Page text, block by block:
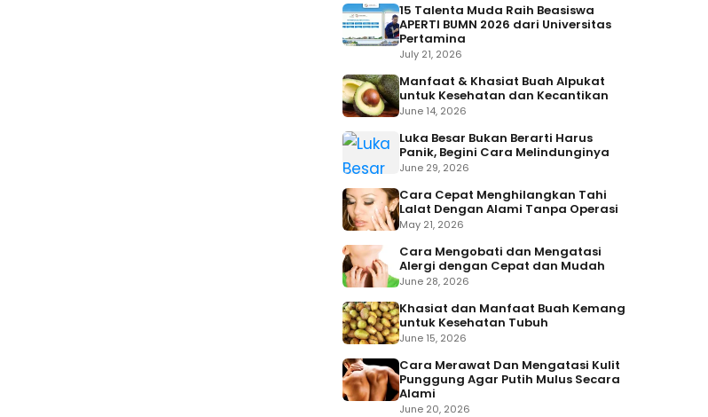
15 Talenta Muda Raih Beasiswa
APERTI BUMN 2026 dari Universitas
Pertamina
July 21, 2026
Manfaat & Khasiat Buah Alpukat
untuk Kesehatan dan Kecantikan
June 14, 2026
Luka Besar Bukan Berarti Harus
Panik, Begini Cara Melindunginya
June 29, 2026
Cara Cepat Menghilangkan Tahi
Lalat Dengan Alami Tanpa Operasi
May 21, 2026
Cara Mengobati dan Mengatasi
Alergi dengan Cepat dan Mudah
June 28, 2026
Khasiat dan Manfaat Buah Kemang
untuk Kesehatan Tubuh
June 15, 2026
Cara Merawat Dan Mengatasi Kulit
Punggung Agar Putih Mulus Secara
Alami
June 20, 2026